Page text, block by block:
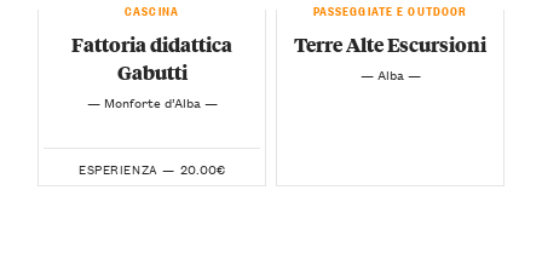
CASCINA
Fattoria didattica
Gabutti
— Monforte d’Alba —
ESPERIENZA — 20.00€
PASSEGGIATE E OUTDOOR
Terre Alte Escursioni
— Alba —